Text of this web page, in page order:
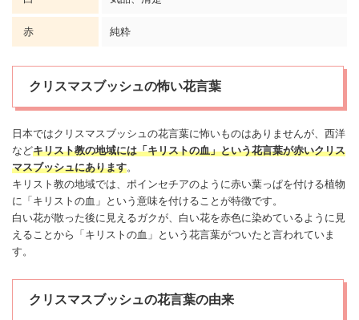
赤 純粋
クリスマスブッシュの怖い花言葉
日本ではクリスマスブッシュの花言葉に怖いものはありませんが、西洋
などキリスト教の地域には「キリストの血」という花言葉が赤いクリス
マスブッシュにあります。
キリスト教の地域では、 ポインセチアのように赤い葉っぱを付ける植物
に「キリストの血」という意味を付けることが特徴です。
白い花が散った後に見えるガクが、白い花を赤色に染めているように見
えることから「キリストの血」という花言葉がついたと言われていま
す。
クリスマスブッシュの花言葉の由来